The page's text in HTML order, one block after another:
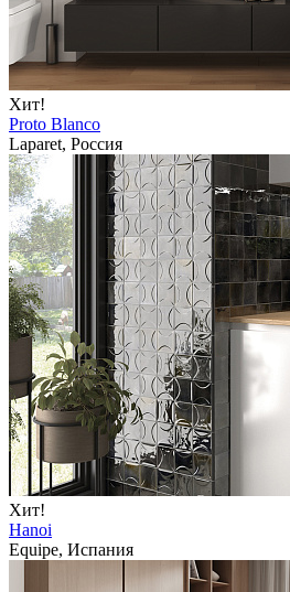
Хит!
Proto Blanco
Laparet, Россия
Хит!
Hanoi
Equipe, Испания